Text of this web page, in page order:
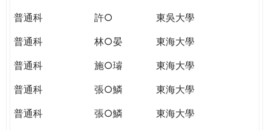
普通科
許○
東吳大學
普通科
林○晏
東海大學
普通科
施○璿
東海大學
普通科
張○鱗
東海大學
普通科
張○鱗
東海大學